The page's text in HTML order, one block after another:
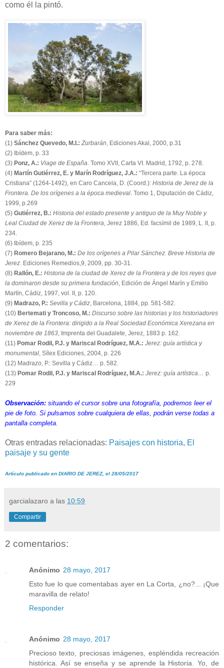
como él la pintó.
Para saber más:
(1) Sánchez Quevedo, M.I.: Zurbarán, Ediciones Akal, 2000, p.31
(2) Ibídem, p. 33
(3) Ponz, A.: Viage de España. Tomo XVII, Carta VI. Madrid, 1792, p. 278.
(4) Martín Gutiérrez, E. y Marín Rodríguez, J.A.: “Tercera parte. La época
Cristiana” (1264-1492), en Caro Cancela, D. (Coord.): Historia de Jerez de la
Frontera. De los orígenes a la época medieval. Tomo 1, Diputación de Cádiz,
1999, p.269
(5) Gutiérrez, B.: Historia del estado presente y antiguo de la Muy Noble y
Leal Ciudad de Xerez de la Frontera, Jerez 1886, Ed. facsímil de 1989, L. II, p.
234.
(6) Ibídem, p. 235
(7) Romero Bejarano, M.: De los orígenes a Pilar Sánchez. Breve Historia de
Jerez. Ediciones Remedios,9, 2009, pp. 30-31.
(8) Rallón, E.: Historia de la ciudad de Xerez de la Frontera y de los reyes que
la dominaron desde su primera fundación, Edición de Ángel Marín y Emilio
Martín, Cádiz, 1997, vol. II, p. 120.
(9) Madrazo, P.: Sevilla y Cádiz, Barcelona, 1884, pp. 581-582.
(10) Bertemati y Troncoso, M.: Discurso sobre las historias y los historiadores
de Xerez de la Frontera: dirigido a la Real Sociedad Económica Xerezana en
noviembre de 1863, Imprenta del Guadalete, Jerez, 1883 p. 162.
(11) Pomar Rodil, P.J. y Mariscal Rodríguez, M.A.: Jerez: guía artística y
monumental, Sílex Ediciones, 2004, p. 226
(12) Madrazo, P.: Sevilla y Cádiz… p. 582.
(13) Pomar Rodil, P.J. y Mariscal Rodríguez, M.A.: Jerez: guía artística… p.
229
Observación: situando el cursor sobre una fotografía, podremos leer el
pie de foto. Si pulsamos sobre cualquiera de ellas, podrán verse todas a
pantalla completa.
Otras entradas relacionadas: Paisajes con historia, El
paisaje y su gente
Artículo publicado en DIARIO DE JEREZ, el 28/05/2017
garcialazaro a las 10:59
Compartir
2 comentarios:
Anónimo 28 mayo, 2017
Esto fue lo que comentabas ayer en La Corta, ¿no?... ¡Que
maravilla de relato!
Responder
Anónimo 28 mayo, 2017
Precioso texto, preciosas imágenes, espléndida recreación
histórica. Así se enseña y se aprende la Historia. Yo, de